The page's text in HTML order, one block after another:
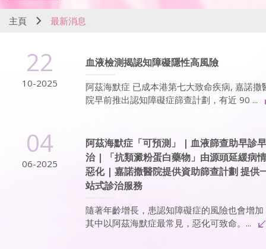
主頁 最新消息
22
10-2025
血液檢測揭認知障礙隱性高風險
阿茲海默症 已成本港第七大致命疾病, 嘉諾撒
院早前推出認知障礙症篩查計劃，有近 90 ...
04
06-2025
阿茲海默症「可預測」 | 血液篩查助早診早
治 | 「抗類澱粉蛋白藥物」由源頭延緩病情
惡化 | 嘉諾撒醫院提供資助篩查計劃 提供
站式診治服務
隨著年齡增長，患認知障礙症的風險也會增加
其中以阿茲海默症最常見，惡化可致命。...